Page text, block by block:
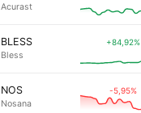
Acurast
BLESS
Bless
+84,92%
NOS
Nosana
-5,95%